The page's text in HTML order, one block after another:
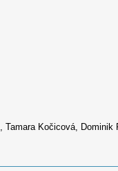
Tamara Kočicová, Dominik